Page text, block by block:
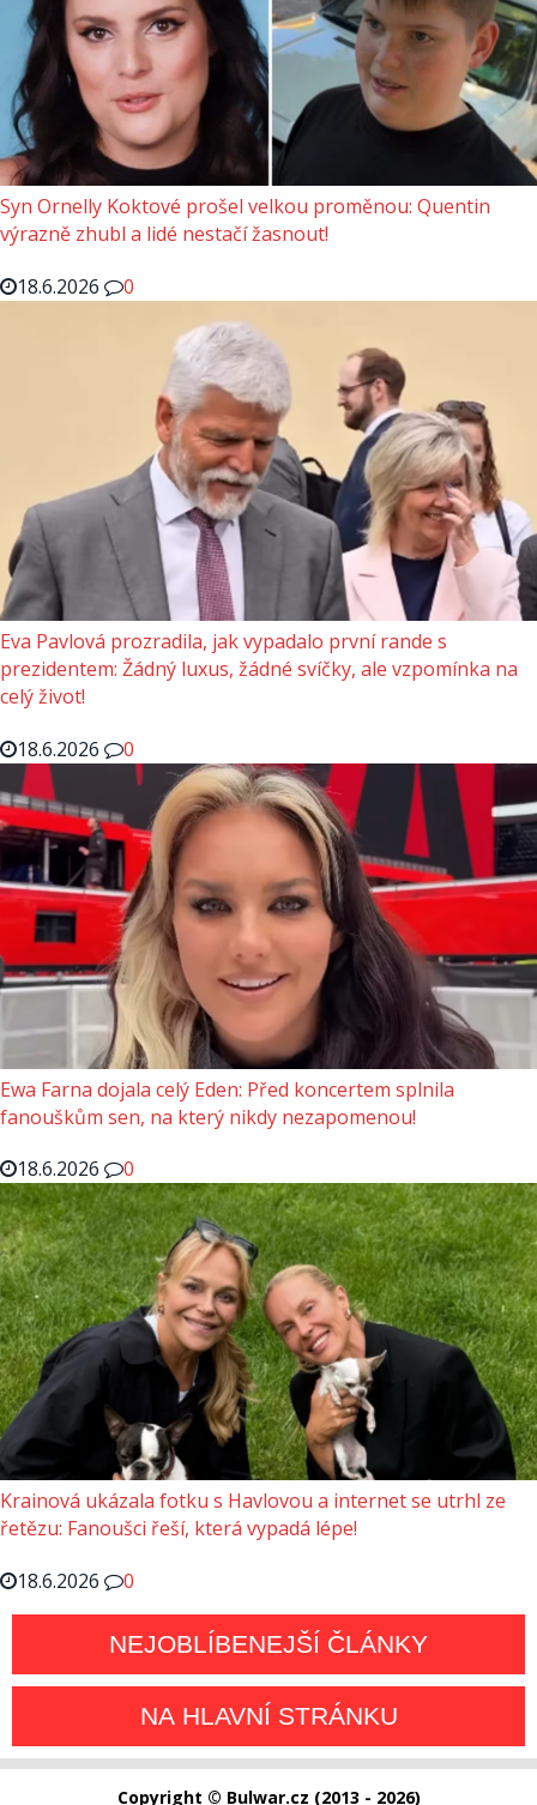
Syn Ornelly Koktové prošel velkou proměnou: Quentin
výrazně zhubl a lidé nestačí žasnout!
18.6.2026
0
Eva Pavlová prozradila, jak vypadalo první rande s
prezidentem: Žádný luxus, žádné svíčky, ale vzpomínka na
celý život!
18.6.2026
0
Ewa Farna dojala celý Eden: Před koncertem splnila
fanouškům sen, na který nikdy nezapomenou!
18.6.2026
0
Krainová ukázala fotku s Havlovou a internet se utrhl ze
řetězu: Fanoušci řeší, která vypadá lépe!
18.6.2026
0
NEJOBLÍBENEJŠÍ ČLÁNKY
NA HLAVNÍ STRÁNKU
Copyright © Bulwar.cz (2013 - 2026)